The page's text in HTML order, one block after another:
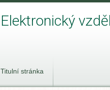
Elektronický
Titulní stránka